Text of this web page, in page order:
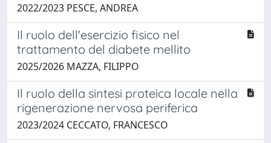
2022/2023 PESCE, ANDREA
Il ruolo dell'esercizio fisico nel
trattamento del diabete mellito
2025/2026 MAZZA, FILIPPO
Il ruolo della sintesi proteica locale nella
rigenerazione nervosa periferica
2023/2024 CECCATO, FRANCESCO